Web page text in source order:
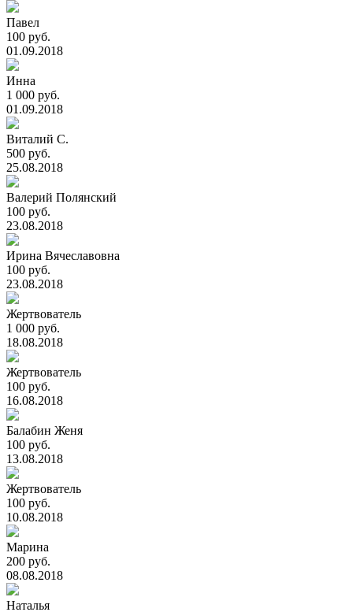
Павел
100 руб.
01.09.2018
Инна
1 000 руб.
01.09.2018
Виталий С.
500 руб.
25.08.2018
Валерий Полянский
100 руб.
23.08.2018
Ирина Вячеславовна
100 руб.
23.08.2018
Жертвователь
1 000 руб.
18.08.2018
Жертвователь
100 руб.
16.08.2018
Балабин Женя
100 руб.
13.08.2018
Жертвователь
100 руб.
10.08.2018
Марина
200 руб.
08.08.2018
Наталья